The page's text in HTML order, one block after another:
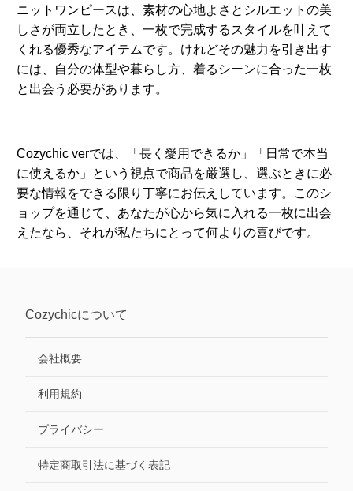
ニットワンピースは、素材の心地よさとシルエットの美
しさが両立したとき、一枚で完成するスタイルを叶えて
くれる優秀なアイテムです。けれどその魅力を引き出す
には、自分の体型や暮らし方、着るシーンに合った一枚
と出会う必要があります。
Cozychic verでは、「長く愛用できるか」「日常で本当
に使えるか」という視点で商品を厳選し、選ぶときに必
要な情報をできる限り丁寧にお伝えしています。このシ
ョップを通じて、あなたが心から気に入れる一枚に出会
えたなら、それが私たちにとって何よりの喜びです。
Cozychicについて
会社概要
利用規約
プライバシー
特定商取引法に基づく表記